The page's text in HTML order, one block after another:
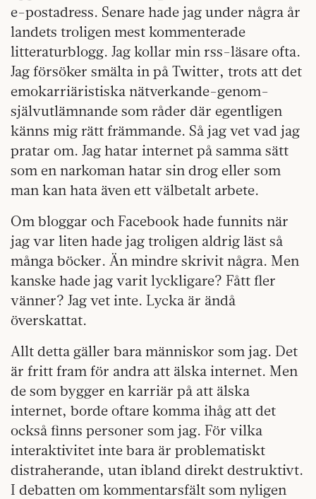
e-postadress. Senare hade jag under några år
landets troligen mest kommenterade
litteraturblogg. Jag kollar min rss-läsare ofta.
Jag försöker smälta in på Twitter, trots att det
emokarriäristiska nätverkande-genom-
självutlämnande som råder där egentligen
känns mig rätt främmande. Så jag vet vad jag
pratar om. Jag hatar internet på samma sätt
som en narkoman hatar sin drog eller som
man kan hata även ett välbetalt arbete.
Om bloggar och Facebook hade funnits när
jag var liten hade jag troligen aldrig läst så
många böcker. Än mindre skrivit några. Men
kanske hade jag varit lyckligare? Fått fler
vänner? Jag vet inte. Lycka är ändå
överskattat.
Allt detta gäller bara människor som jag. Det
är fritt fram för andra att älska internet. Men
de som bygger en karriär på att älska
internet, borde oftare komma ihåg att det
också finns personer som jag. För vilka
interaktivitet inte bara är problematiskt
distraherande, utan ibland direkt destruktivt.
I debatten om kommentarsfält som nyligen